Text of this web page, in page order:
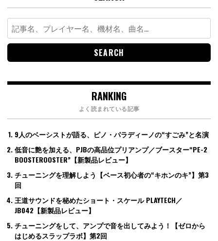
Search
for:
RANKING
よく読まれている記事
9人のベーシストが語る、ピノ・パラディーノの“すごみ”と名演
低音に艶を加える、PJBの高品位プリアンプ／ブースター“PE-2
BOOSTEROOSTER”【新製品レビュー】
チューニングを理解しよう【ベース初心者の“キホンのキ”】第3
回
王道サウンドを秘めたショート・スケール PLAYTECH／
JB042【新製品レビュー】
チューニングをして、アンプで音を出してみよう！【ゼロから
はじめるスラップラボ】第2回